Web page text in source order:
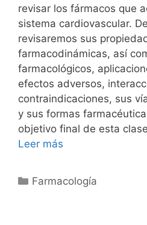
revisar los fármacos que
sistema cardiovascular.
revisaremos sus
farmacodinámicas, así
farmacológicos,
efectos adversos,
contraindicaciones, sus
y sus formas
objetivo final de esta
Leer más
Categorías
Farmacología